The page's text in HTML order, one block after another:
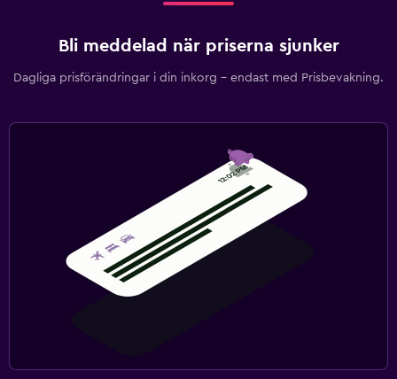
Bli meddelad när priserna sjunker
Dagliga prisförändringar i din inkorg – endast med Prisbevakning.